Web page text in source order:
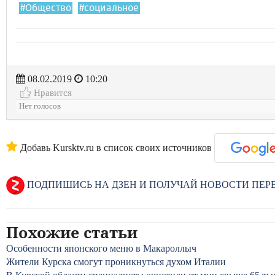
#Общество #социальное
08.02.2019
10:20
Нравится
Нет голосов
Добавь Kursktv.ru в список своих источников
ПОДПИШИСЬ НА ДЗЕН И ПОЛУЧАЙ НОВОСТИ
Похожие статьи
Особенности японского меню в Макароллыч
Жители Курска смогут проникнуться духом Италии